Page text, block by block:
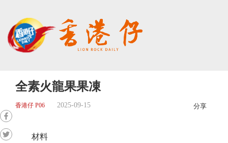
全素火龍果果凍
香港仔 P06 2025-09-15 分享
材料